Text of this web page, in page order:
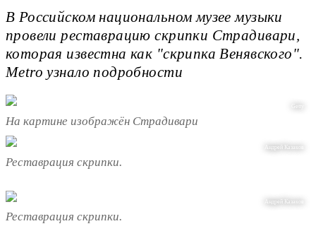
В Российском национальном музее музыки
провели реставрацию скрипки Страдивари,
которая известна как "скрипка Венявского".
Мetro узнало подробности
На картине изображён Страдивари
Андрей Казаков
Реставрация скрипки.
Андрей Казаков
Реставрация скрипки.